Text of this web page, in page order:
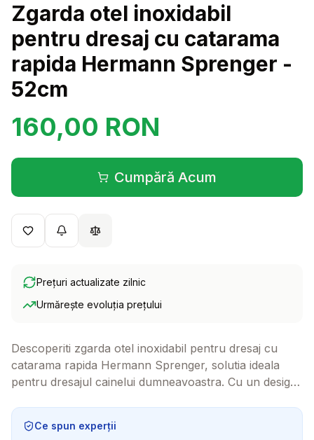
Zgarda otel inoxidabil
pentru dresaj cu catarama
rapida Hermann Sprenger -
52cm
160,00 RON
Cumpără Acum
(se deschide într-o filă
Prețuri actualizate zilnic
Urmărește evoluția prețului
Descoperiti zgarda otel inoxidabil pentru dresaj cu
catarama rapida Hermann Sprenger, solutia ideala
pentru dresajul cainelui dumneavoastra. Cu un design
procesul de dresaj mult mai placut si eficient pentru
atat pentru dumneavoastra, cat si pentru patrupedul
Ce spun experții